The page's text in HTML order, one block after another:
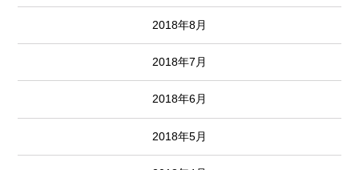
2018年8月
2018年7月
2018年6月
2018年5月